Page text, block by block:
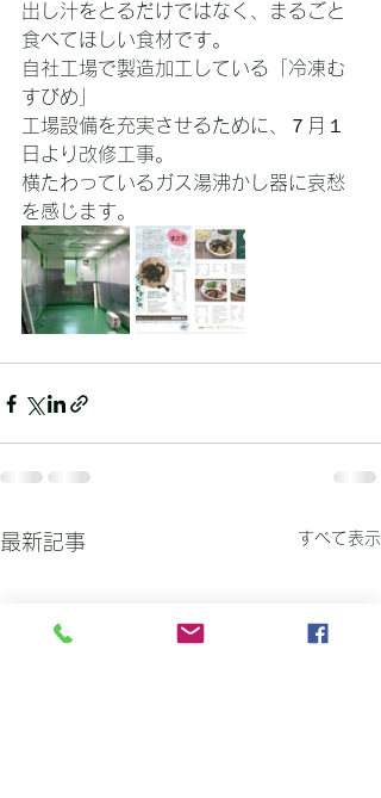
出し汁をとるだけではなく、まるごと
食べてほしい食材です。
自社工場で製造加工している「冷凍む
すびめ」
工場設備を充実させるために、７月１
日より改修工事。
横たわっているガス湯沸かし器に哀愁
を感じます。
最新記事 すべて表示